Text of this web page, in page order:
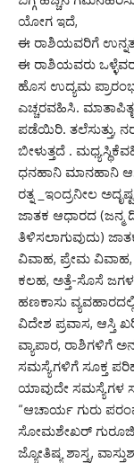
ಯೋಗ ಇದೆ,
ಈ ರಾಶಿಯವರಿಗೆ
ಈ ರಾಶಿಯವರು
ಹೊಸ ಉದ್ಯಮ
ಎಚ್ಚರವಹಿಸಿ.
ಪಡೆಯಿರಿ. ತಲೆಸುತ್ತು,
ಬೀಳುತ್ತದೆ .
ಧನಹಾನಿ ಮಾನಹಾನಿ
ರತ್ನ _ಇಂದ್ರನೀಲ
ಜಾತಕ ಆಧಾರದ
ತಿಳಿಸಲಾಗುವುದು)
ವಿವಾಹ, ಪ್ರೇಮ
ಕಲಹ, ಅತ್ತೆ-ಸೊಸೆ
ಹಣಕಾಸು
ವಿದೇಶ ಪ್ರವಾಸ, ಆಸ್ತಿ
ವ್ಯಾಪಾರ, ರಾಶಿಗಳಿಗೆ
ಸಮಸ್ಯೆಗಳಿಗೆ ಸೂಕ್ತ
ಯಾವುದೇ ಸಮಸ್ಯೆಗಳ
“ಆಚಾರ್ಯ ಗುರು
ಸೋಮಶೇಖರ್
ಜ್ಯೋತಿಷ್ಯ ಶಾಸ್ತ್ರ,